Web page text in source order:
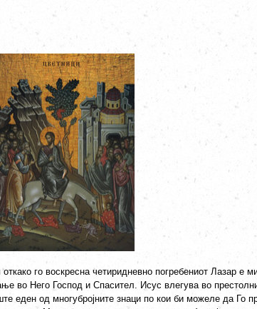
го воскресна четиридневно погребениот Лазар е
во Него Господ и Спасител. Исус влегува во
еден од многубројните знаци по кои би можеле да Го